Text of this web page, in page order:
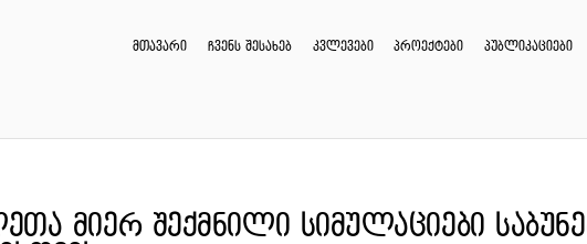
მთავარი ჩვენს შესახებ კვლევები პროექტები პუბლიკაციები
მიერ შექმნილი სიმულაციები